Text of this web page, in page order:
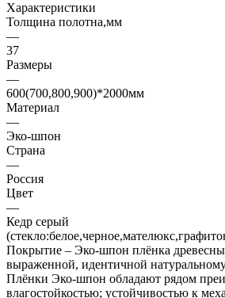
Характеристики
Толщина полотна,мм
—
37
Размеры
—
600(700,800,900)*2000мм
Материал
—
Эко-шпон
Страна
—
Россия
Цвет
—
Кедр серый
Покрытие – Эко-шпон плёнка
выраженной, идентичной натуральному
Плёнки Эко-шпон обладают рядом
влагостойкостью; устойчивостью к